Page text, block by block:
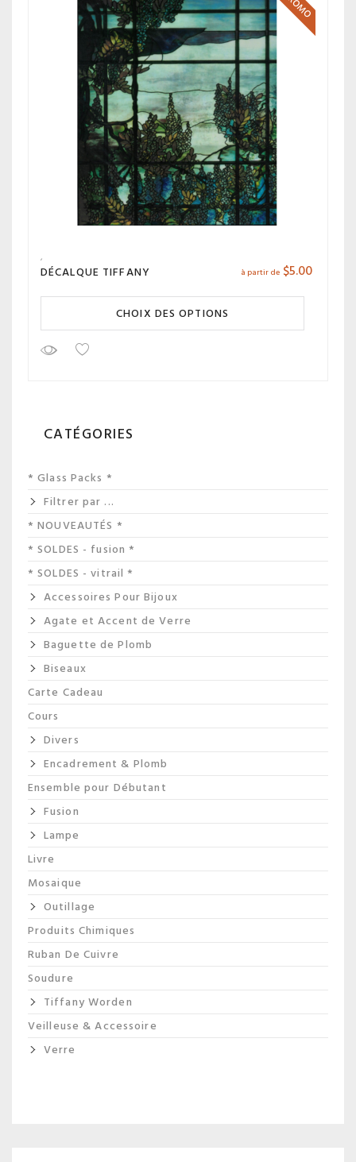
DÉCALQUE TIFFANY à partir de $5.00
CHOIX DES OPTIONS
CATÉGORIES
* Glass Packs *
Filtrer par ...
* NOUVEAUTÉS *
* SOLDES - fusion *
* SOLDES - vitrail *
Accessoires Pour Bijoux
Agate et Accent de Verre
Baguette de Plomb
Biseaux
Carte Cadeau
Cours
Divers
Encadrement & Plomb
Ensemble pour Débutant
Fusion
Lampe
Livre
Mosaique
Outillage
Produits Chimiques
Ruban De Cuivre
Soudure
Tiffany Worden
Veilleuse & Accessoire
Verre